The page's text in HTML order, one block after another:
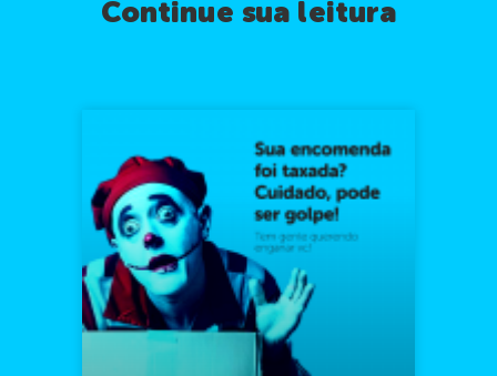
Continue sua leitura